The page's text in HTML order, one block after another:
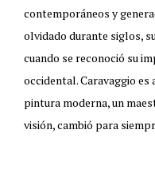
contemporáneos y
olvidado durante siglos,
cuando se reconoció su
occidental. Caravaggio
pintura moderna, un
visión, cambió para